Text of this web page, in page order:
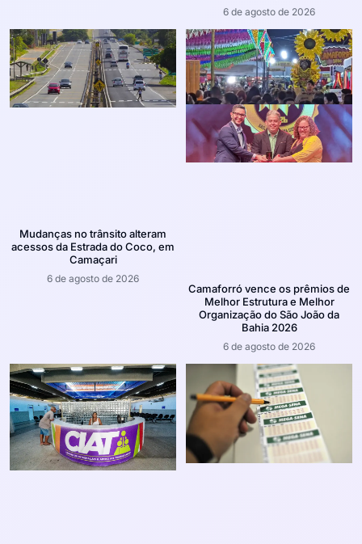
6 de agosto de 2026
Mudanças no trânsito alteram
acessos da Estrada do Coco, em
Camaçari
6 de agosto de 2026
Camaforró vence os prêmios de
Melhor Estrutura e Melhor
Organização do São João da
Bahia 2026
6 de agosto de 2026